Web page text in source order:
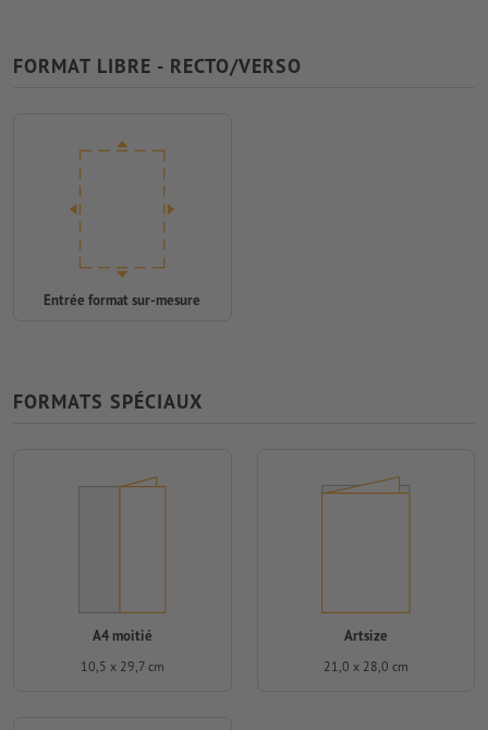
FORMAT LIBRE - RECTO/VERSO
Entrée format sur-mesure
FORMATS SPÉCIAUX
A4 moitié
10,5 x 29,7 cm
Artsize
21,0 x 28,0 cm